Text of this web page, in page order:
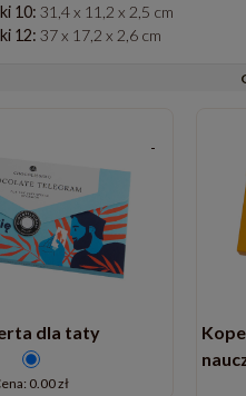
10: 31,4 x 11,2 x 2,5 cm
12: 37 x 17,2 x 2,6 cm
dla taty
0.00 zł